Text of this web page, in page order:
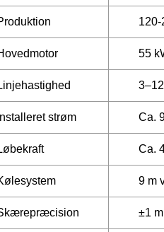
120-
55
strøm Ca.
Ca.
9 m
±1